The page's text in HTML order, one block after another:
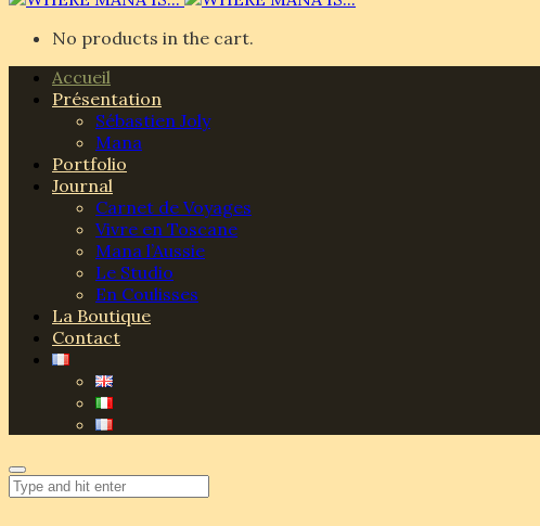
No products in the cart.
Accueil
Présentation
Sébastien Joly
Mana
Portfolio
Journal
Carnet de Voyages
Vivre en Toscane
Mana l’Aussie
Le Studio
En Coulisses
La Boutique
Contact